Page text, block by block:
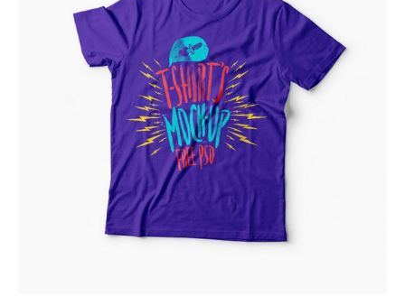
T-SHIRT
112.00
Añadir al carrito